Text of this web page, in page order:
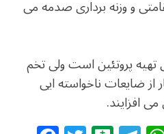
و وزنه برداری صدمه می
پروتئين است ولی تخم
ضایعات ناخواسته ایی
افزایند.